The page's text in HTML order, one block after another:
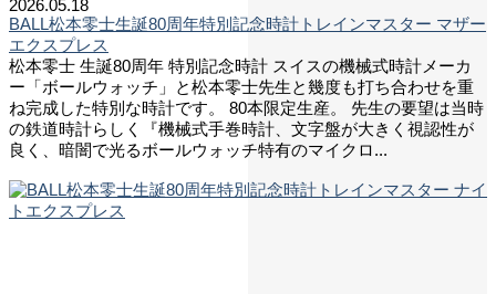
2026.05.18
BALL松本零士生誕80周年特別記念時計トレインマスター マザー
エクスプレス
松本零士 生誕80周年 特別記念時計 スイスの機械式時計メーカ
ー「ボールウォッチ」と松本零士先生と幾度も打ち合わせを重
ね完成した特別な時計です。 80本限定生産。 先生の要望は当時
の鉄道時計らしく『機械式手巻時計、文字盤が大きく視認性が
良く、暗闇で光るボールウォッチ特有のマイクロ...